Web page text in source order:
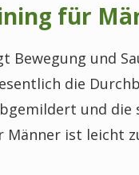
für
Bewegung und
die
und
Männer ist leicht